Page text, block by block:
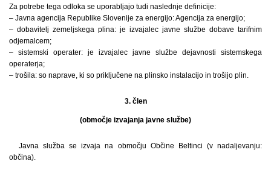
Za potrebe tega odloka se uporabljajo tudi naslednje definicije:
– Javna agencija Republike Slovenije za energijo: Agencija za energijo;
– dobavitelj zemeljskega plina: je izvajalec javne službe dobave tarifnim
odjemalcem;
– sistemski operater: je izvajalec javne službe dejavnosti sistemskega
operaterja;
– trošila: so naprave, ki so priključene na plinsko instalacijo in trošijo plin.
3. člen
(območje izvajanja javne službe)
Javna služba se izvaja na območju Občine Beltinci (v nadaljevanju:
občina).